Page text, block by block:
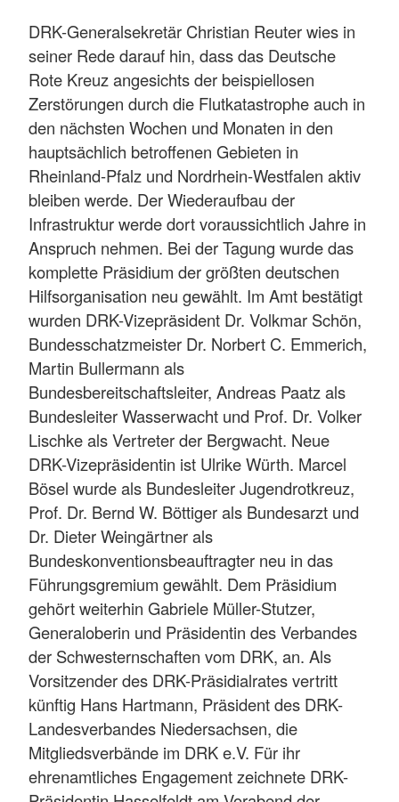
DRK-Generalsekretär Christian Reuter wies in
seiner Rede darauf hin, dass das Deutsche
Rote Kreuz angesichts der beispiellosen
Zerstörungen durch die Flutkatastrophe auch in
den nächsten Wochen und Monaten in den
hauptsächlich betroffenen Gebieten in
Rheinland-Pfalz und Nordrhein-Westfalen aktiv
bleiben werde. Der Wiederaufbau der
Infrastruktur werde dort voraussichtlich Jahre in
Anspruch nehmen. Bei der Tagung wurde das
komplette Präsidium der größten deutschen
Hilfsorganisation neu gewählt. Im Amt bestätigt
wurden DRK-Vizepräsident Dr. Volkmar Schön,
Bundesschatzmeister Dr. Norbert C. Emmerich,
Martin Bullermann als
Bundesbereitschaftsleiter, Andreas Paatz als
Bundesleiter Wasserwacht und Prof. Dr. Volker
Lischke als Vertreter der Bergwacht. Neue
DRK-Vizepräsidentin ist Ulrike Würth. Marcel
Bösel wurde als Bundesleiter Jugendrotkreuz,
Prof. Dr. Bernd W. Böttiger als Bundesarzt und
Dr. Dieter Weingärtner als
Bundeskonventionsbeauftragter neu in das
Führungsgremium gewählt. Dem Präsidium
gehört weiterhin Gabriele Müller-Stutzer,
Generaloberin und Präsidentin des Verbandes
der Schwesternschaften vom DRK, an. Als
Vorsitzender des DRK-Präsidialrates vertritt
künftig Hans Hartmann, Präsident des DRK-
Landesverbandes Niedersachsen, die
Mitgliedsverbände im DRK e.V. Für ihr
ehrenamtliches Engagement zeichnete DRK-